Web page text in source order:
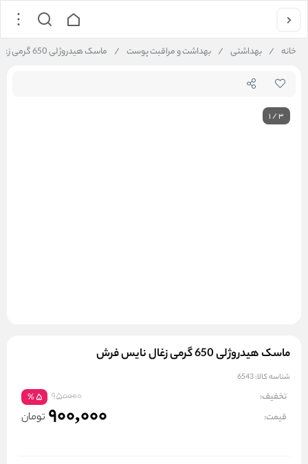
خانه / بهداشتی / بهداشت و مراقبت پوست / ماسک هیدروژلی 650 گرمی زغال نایس فرش
1/3
ماسک هیدروژلی 650 گرمی زغال نایس فرش
شناسه کالا:6543
تخفیف: 950000
5
%
قیمت: 900,000 تومان